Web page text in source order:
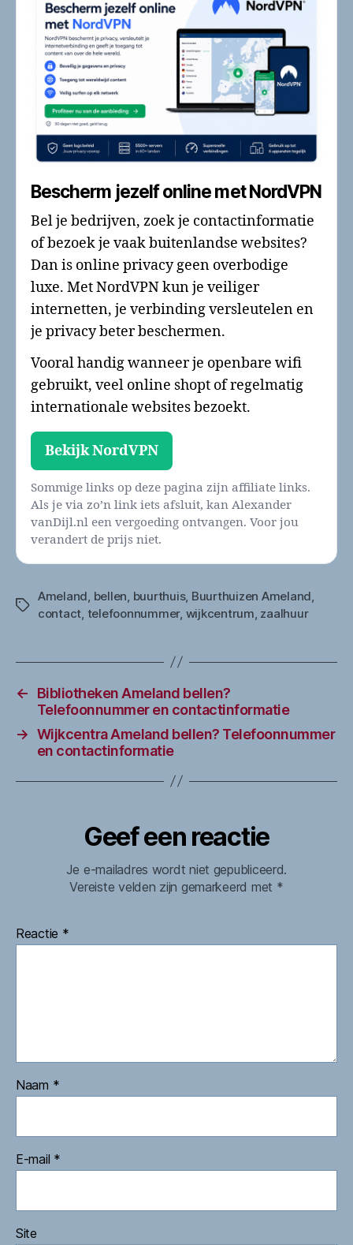
Bescherm jezelf online met NordVPN
Bel je bedrijven, zoek je contactinformatie
of bezoek je vaak buitenlandse websites?
Dan is online privacy geen overbodige
luxe. Met NordVPN kun je veiliger
internetten, je verbinding versleutelen en
je privacy beter beschermen.
Vooral handig wanneer je openbare wifi
gebruikt, veel online shopt of regelmatig
internationale websites bezoekt.
Bekijk NordVPN
Sommige links op deze pagina zijn affiliate links.
Als je via zo’n link iets afsluit, kan Alexander
vanDijl.nl een vergoeding ontvangen. Voor jou
verandert de prijs niet.
Tags
Ameland bellen buurthuis, Buurthuizen Ameland
contact telefoonnummer, wijkcentrum zaalhuur
←
Bibliotheken Ameland bellen?
Telefoonnummer en contactinformatie
→ Wijkcentra Ameland bellen? Telefoonnummer
en contactinformatie
Geef een reactie
Je e-mailadres wordt niet gepubliceerd.
Vereiste velden zijn gemarkeerd met *
Reactie *
Naam *
E-mail *
Site